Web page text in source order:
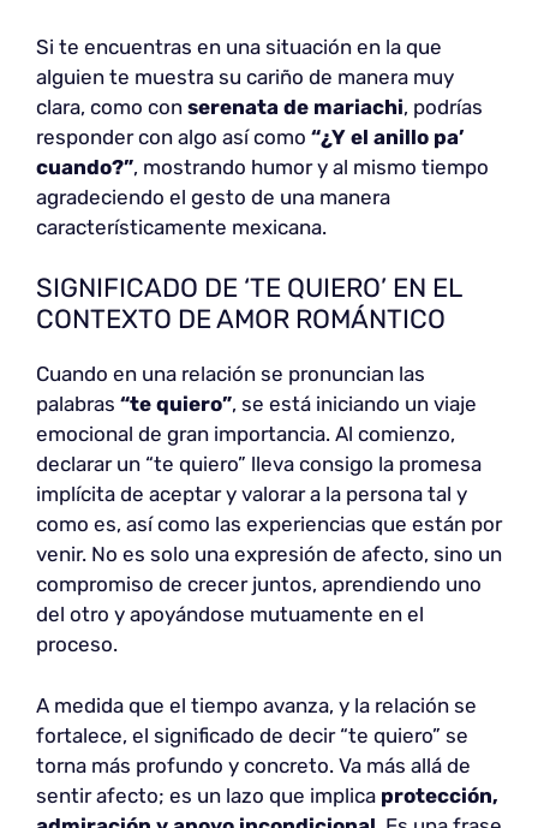
Si te encuentras en una situación en la que
alguien te muestra su cariño de manera muy
clara, como con serenata de mariachi, podrías
responder con algo así como “¿Y el anillo pa’
cuando?”, mostrando humor y al mismo tiempo
agradeciendo el gesto de una manera
característicamente mexicana.
SIGNIFICADO DE ‘TE QUIERO’ EN EL
CONTEXTO DE AMOR ROMÁNTICO
Cuando en una relación se pronuncian las
palabras “te quiero”, se está iniciando un viaje
emocional de gran importancia. Al comienzo,
declarar un “te quiero” lleva consigo la promesa
implícita de aceptar y valorar a la persona tal y
como es, así como las experiencias que están por
venir. No es solo una expresión de afecto, sino un
compromiso de crecer juntos, aprendiendo uno
del otro y apoyándose mutuamente en el
proceso.
A medida que el tiempo avanza, y la relación se
fortalece, el significado de decir “te quiero” se
torna más profundo y concreto. Va más allá de
sentir afecto; es un lazo que implica protección,